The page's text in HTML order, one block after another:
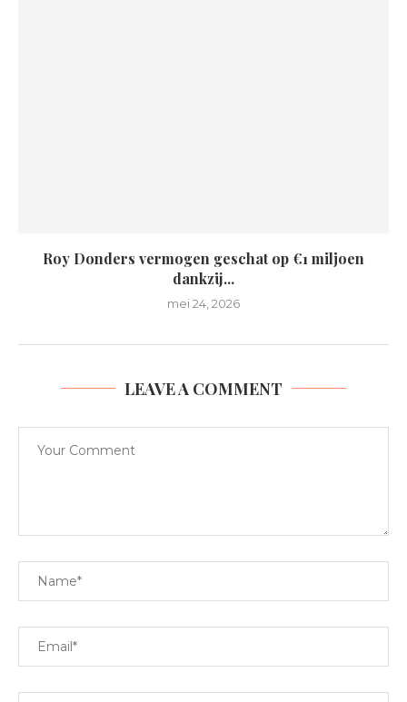
Roy Donders vermogen geschat op €1 miljoen
dankzij...
mei 24, 2026
LEAVE A COMMENT